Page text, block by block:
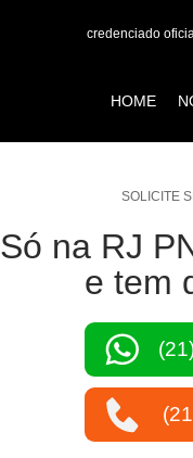
credenciado
HOME
SOLICITE
Só na RJ
e tem